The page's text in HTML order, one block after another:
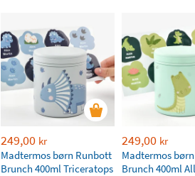
249,00 kr
Madtermos børn Runbott
Brunch 400ml Triceratops
249,00 kr
Madtermos
Brunch 400ml